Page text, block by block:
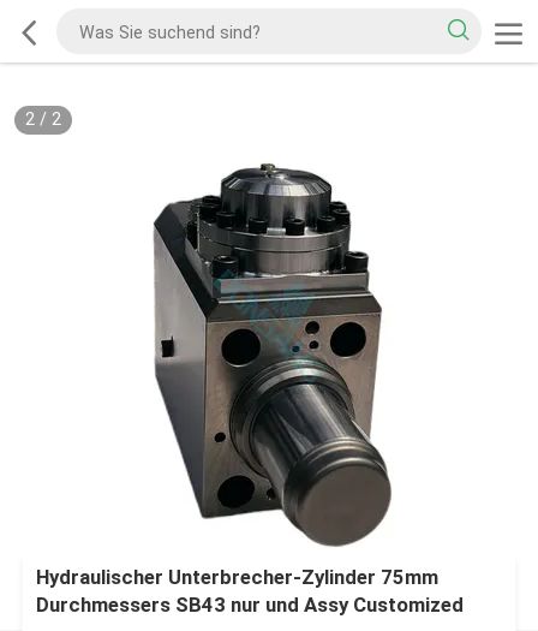
2/ 2
Hydraulischer Unterbrecher-Zylinder 75mm
Durchmessers SB43 nur und Assy Customized